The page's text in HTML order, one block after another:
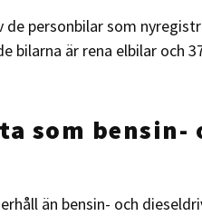
de personbilar som
bilarna är rena elbilar och
som bensin-
än bensin- och